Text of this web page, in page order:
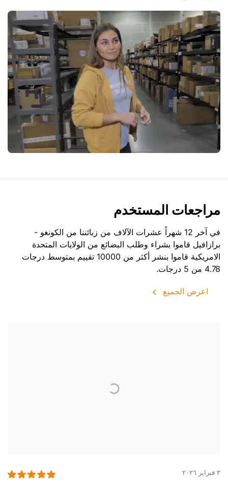
مراجعات المستخدم
في آخر 12 شهراً عشرات الآلاف من زبائننا من الكونغو -
برازافيل قاموا بشراء وطلب البضائع من الولايات المتحدة
الامريكية
قاموا بنشر أكثر من 10000 تقييم بمتوسط درجات
4.78 من 5 درجات.
اعرض الجميع
٣ فبراير ٢٠٢٦